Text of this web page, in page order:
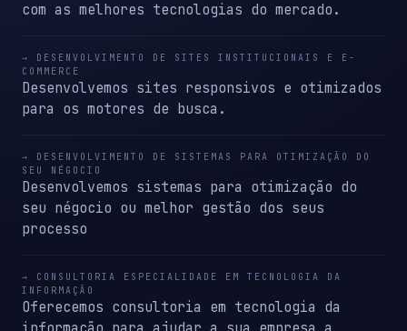
com as melhores tecnologias do mercado.
→ DESENVOLVIMENTO DE SITES INSTITUCIONAIS E E-
COMMERCE
Desenvolvemos sites responsivos e otimizados
para os motores de busca.
→ DESENVOLVIMENTO DE SISTEMAS PARA OTIMIZAÇÃO DO
SEU NÉGOCIO
Desenvolvemos sistemas para otimização do
seu négocio ou melhor gestão dos seus
processo
→ CONSULTORIA ESPECIALIDADE EM TECNOLOGIA DA
INFORMAÇÃO
Oferecemos consultoria em tecnologia da